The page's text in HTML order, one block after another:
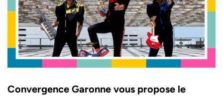
Convergence Garonne vous propose le